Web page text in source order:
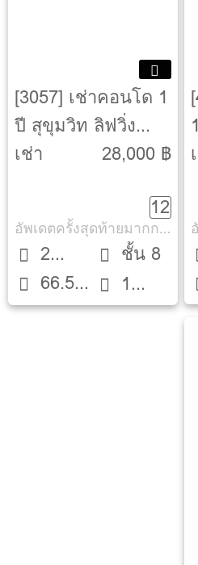
[3057] เช่าคอนโด 1
ปี สุขุมวิท ลิฟวิ่ง
ทาวน์ [Sukhumvit
เช่า
28,000 ฿
12
อัพเดตครั้งสุดท้ายมากกว่า 30 วัน
2
Beds66.5
ตรม.
ชั้น 8
1
ห้องน้ำ